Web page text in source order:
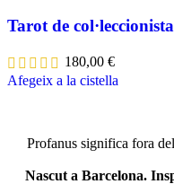
Tarot de
180,00 €
Afegeix a la cistella
Profanus significa fora
Nascut a Barcelona.